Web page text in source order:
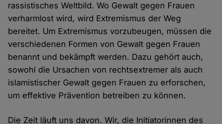
rassistisches Weltbild. Wo Gewalt gegen Frauen
verharmlost wird, wird Extremismus der Weg
bereitet. Um Extremismus vorzubeugen, müssen die
verschiedenen Formen von Gewalt gegen Frauen
benannt und bekämpft werden. Dazu gehört auch,
sowohl die Ursachen von rechtsextremer als auch
islamistischer Gewalt gegen Frauen zu erforschen,
um effektive Prävention betreiben zu können.
Die Zeit läuft uns davon. Wir, die Initiatorinnen des